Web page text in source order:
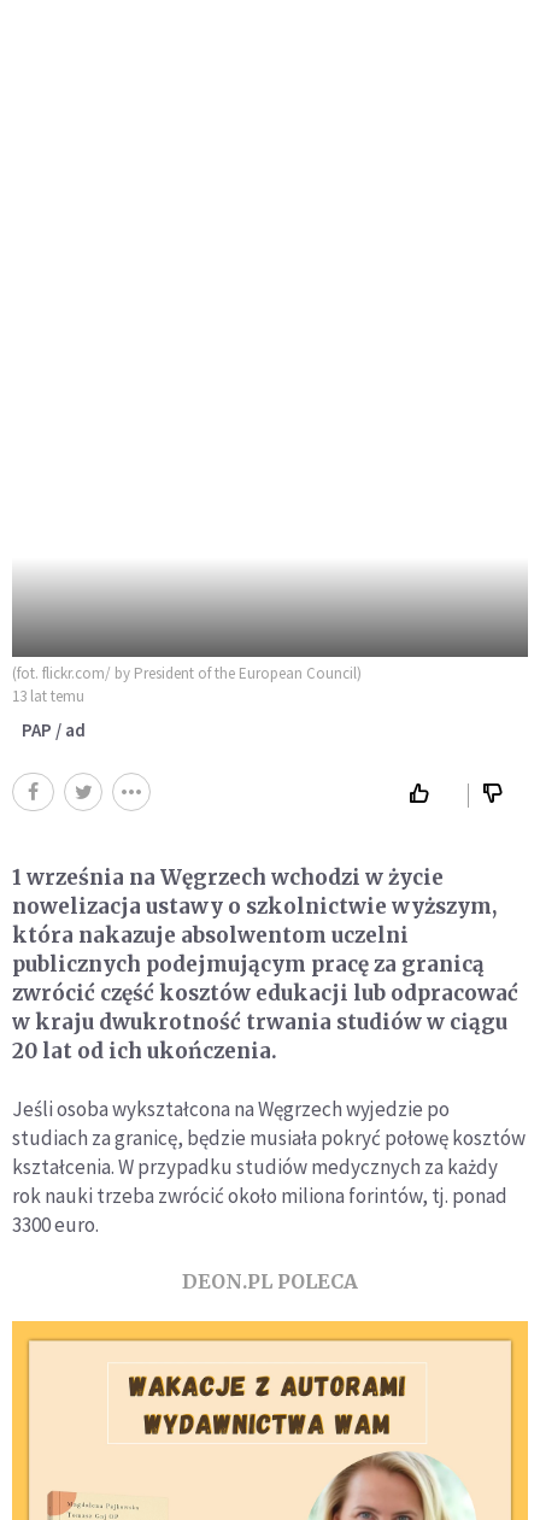
(fot. flickr.com/ by President of the European Council)
13 lat temu
PAP / ad
1 września na Węgrzech wchodzi w życie
nowelizacja ustawy o szkolnictwie wyższym,
która nakazuje absolwentom uczelni
publicznych podejmującym pracę za granicą
zwrócić część kosztów edukacji lub odpracować
w kraju dwukrotność trwania studiów w ciągu
20 lat od ich ukończenia.
Jeśli osoba wykształcona na Węgrzech wyjedzie po
studiach za granicę, będzie musiała pokryć połowę kosztów
kształcenia. W przypadku studiów medycznych za każdy
rok nauki trzeba zwrócić około miliona forintów, tj. ponad
3300 euro.
DEON.PL POLECA